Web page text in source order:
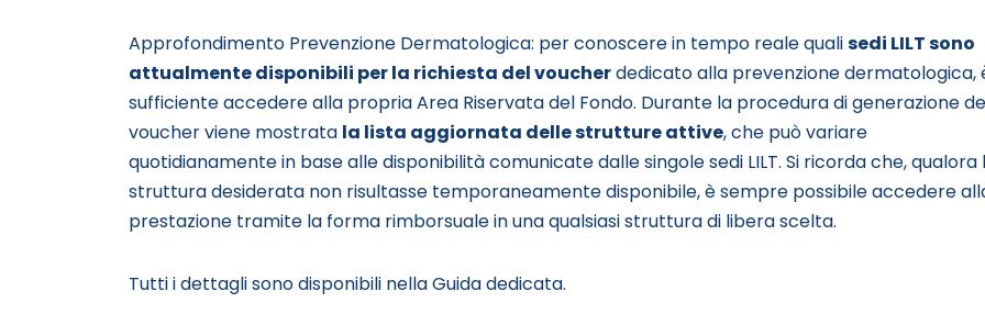
Approfondimento Prevenzione Dermatologica: per conoscere in tempo reale qualisedi LILT sono
attualmente disponibili per la richiesta del voucherdedicato alla prevenzione dermatologica,
sufficiente accedere alla propria Area Riservata del Fondo. Durante la procedura di generazione
voucher viene mostrata la lista aggiornata delle strutture attive, che può variare
quotidianamente in base alle disponibilità comunicate dalle singole sedi LILT. Si ricorda che, qualora
struttura desiderata non risultasse temporaneamente disponibile, è sempre possibile accedere
prestazione tramite la forma rimborsuale in una qualsiasi struttura di libera scelta.
Tutti i dettagli sono disponibili nella Guida dedicata.